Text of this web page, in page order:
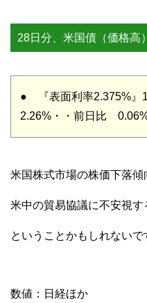
28日分、米国債（価格高）
● 『表面利率2.375%』
2.26%・・前日比 0.06%
米国株式市場の株価下落傾
米中の貿易協議に不安視す
ということかもしれないで
数値：日経ほか